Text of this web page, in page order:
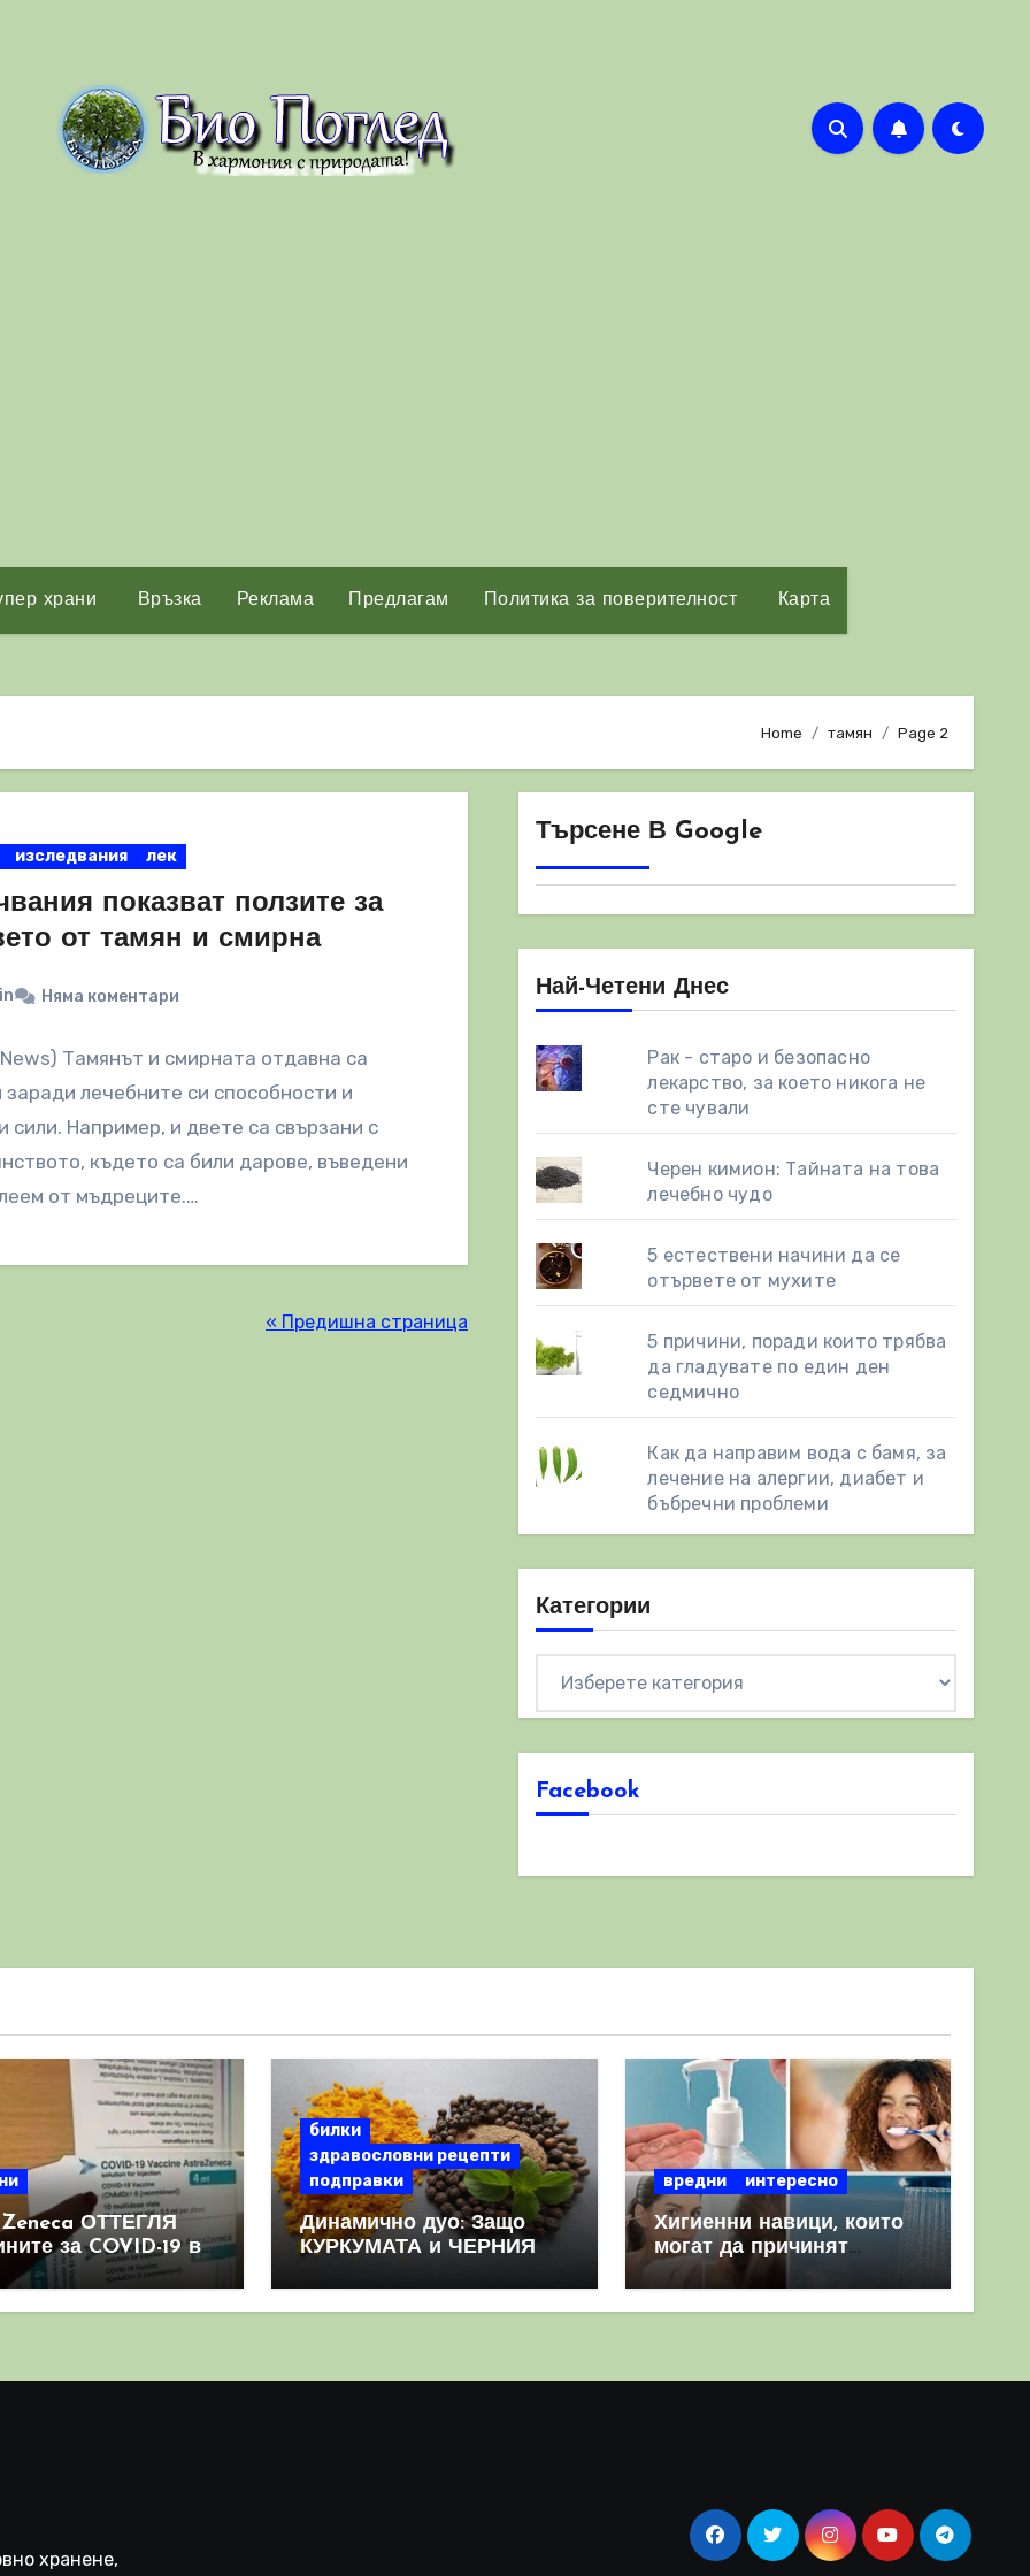
храни Връзка Реклама Предлагам Политика за поверителност Карта
Home тамян Page 2
изследвания лек
показват ползите за
от тамян и смирна
Няма коментари
Тамянът и смирната отдавна са
заради лечебните си способности и
сили. Например, и двете са свързани с
където са били дарове, въведени
от мъдреците.…
« Предишна страница
Търсене В Google
Най-Четени Днес
Рак - старо и безопасно
лекарство, за което никога не
сте чували
Черен кимион: Тайната на това
лечебно чудо
5 естествени начини да се
отървете от мухите
5 причини, поради които трябва
да гладувате по един ден
седмично
Как да направим вода с бамя, за
лечение на алергии, диабет и
бъбречни проблеми
Категории
Facebook
ОТТЕГЛЯ
за COVID-19 в
мащаб, след
че те
билки
здравословни рецепти
подправки
Динамично дуо: Защо
КУРКУМАТА и ЧЕРНИЯ
комбинация
вредни интересно
Хигиенни навици, които
могат да причинят
повече вреда, отколкото
полза
хранене,